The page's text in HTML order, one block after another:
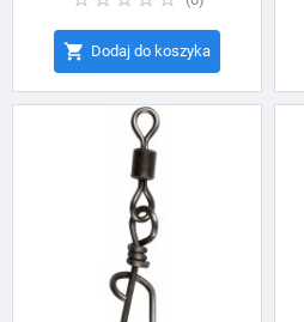
 Dodaj do koszyka